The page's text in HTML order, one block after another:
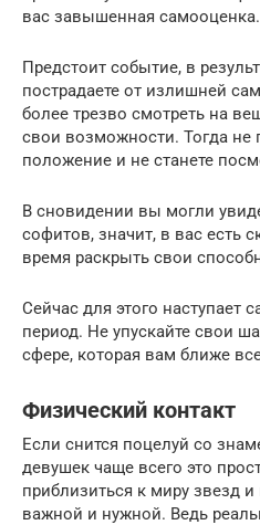
вас завышенная самооценка.
Предстоит событие, в
пострадаете от излишней
более трезво смотреть на
свои возможности. Тогда не
положение и не станете
В сновидении вы могли
софитов, значит, в вас есть
время раскрыть свои
Сейчас для этого наступает
период. Не упускайте свои
сфере, которая вам ближе
Физический контакт
Если снится поцелуй со
девушек чаще всего это
приблизиться к миру звезд и
важной и нужной. Ведь